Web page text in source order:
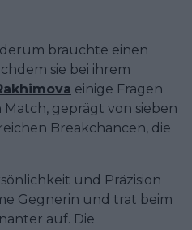
brauchte einen
sie bei ihrem
einige Fragen
geprägt von sieben
Breakchancen, die
und Präzision
Gegnerin und trat beim
auf. Die